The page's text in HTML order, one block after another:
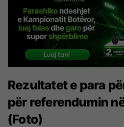
Rezultatet e para
për referendumin
(Foto)